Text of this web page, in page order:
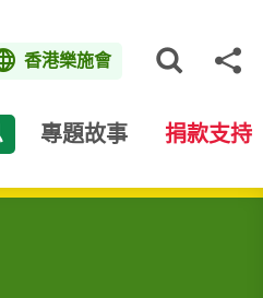
香港樂施會
專題故事 捐款支持